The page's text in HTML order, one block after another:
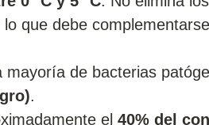
que debe
de bacterias
.
el 40% del